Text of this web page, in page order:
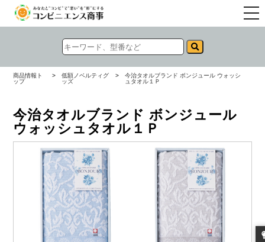
商品情報ト
ップ
>
低額ノベルティグ
ッズ
>
今治タオルブランド ボンジュール ウォッシ
ュタオル１Ｐ
今治タオルブランド ボンジュール
ウォッシュタオル１Ｐ